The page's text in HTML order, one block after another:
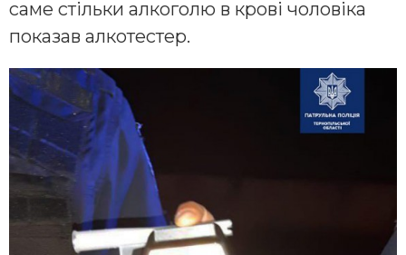
саме стільки алкоголю в крові чоловіка
показав алкотестер.